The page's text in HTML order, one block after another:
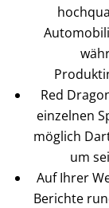
Red
einzelnen
möglich
um
Auf Ihrer
Berichte